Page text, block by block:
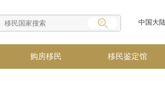
中国大
购房移民 移民鉴定馆